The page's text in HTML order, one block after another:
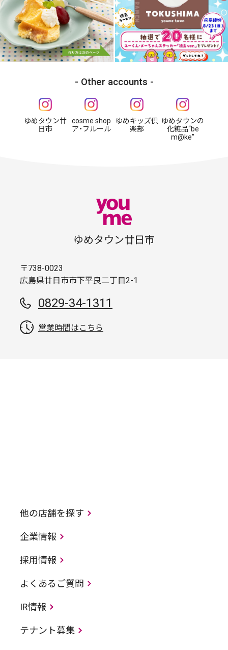
Other accounts
ゆめタウン廿
日市
cosme shop
ア・フルール
ゆめキッズ倶
楽部
ゆめタウンの
化粧品“be
m@ke”
ゆめタウン廿日市
〒738-0023
広島県廿日市市下平良二丁目2-1
0829-34-1311
営業時間はこちら
他の店舗を探す
企業情報
採用情報
よくあるご質問
IR情報
テナント募集